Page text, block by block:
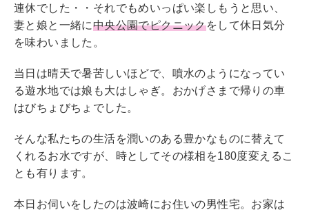
b
o
k
連休でした・・それでもめいっぱい楽しもうと思い、
妻と娘と一緒に中央公園でピクニックをして休日気分
を味わいました。
当日は晴天で暑苦しいほどで、噴水のようになってい
る遊水地では娘も大はしゃぎ。おかげさまで帰りの車
はびちょびちょでした。
そんな私たちの生活を潤いのある豊かなものに替えて
くれるお水ですが、時としてその様相を180度変えるこ
とも有ります。
本日お伺いをしたのは波崎にお住いの男性宅。お家は